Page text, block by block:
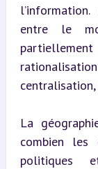
entre le
La
combien les
politiques